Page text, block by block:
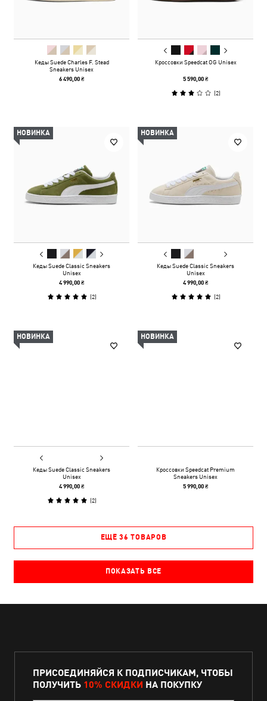
Кеды Suede Charles F. Stead
Sneakers Unisex
6 490,00 ₴
Кроссовки Speedcat OG Unisex
5 590,00 ₴
(2)
НОВИНКА
Кеды Suede Classic Sneakers
Unisex
4 990,00 ₴
(2)
НОВИНКА
Кеды Suede Classic Sneakers
Unisex
4 990,00 ₴
(2)
НОВИНКА
Кеды Suede Classic Sneakers
Unisex
4 990,00 ₴
(2)
НОВИНКА
Кроссовки Speedcat Premium
Sneakers Unisex
5 990,00 ₴
ЕЩЁ 36 ТОВАРОВ
ПОКАЗАТЬ ВСЕ
ПРИСОЕДИНЯЙСЯ К ПОДПИСЧИКАМ, ЧТОБЫ
ПОЛУЧИТЬ 10% СКИДКИ НА ПОКУПКУ